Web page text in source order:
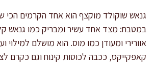
גנאש שוקולד מוקצף הוא אחד הקרמים הכי
במטבח: מצד אחד עשיר ומבריק כמו גנאש
אוורירי ומעודן כמו מוס. הוא מושלם למילוי
קאפקייקס, ככבה לכוסות קינוח וגם כקרם